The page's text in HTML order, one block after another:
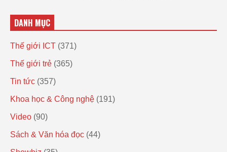
DANH MỤC
Thế giới ICT (371)
Thế giới trẻ (365)
Tin tức (357)
Khoa học & Công nghệ (191)
Video (90)
Sách & Văn hóa đọc (44)